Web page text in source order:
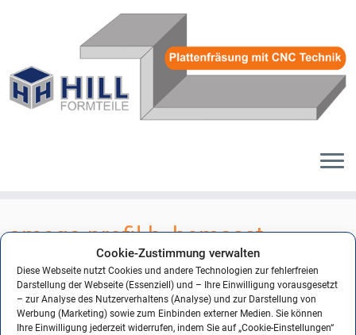
Cookie-Zustimmung verwalten
Diese Webseite nutzt Cookies und andere Technologien zur fehlerfreien
Darstellung der Webseite (Essenziell) und – Ihre Einwilligung vorausgesetzt
– zur Analyse des Nutzerverhaltens (Analyse) und zur Darstellung von
Werbung (Marketing) sowie zum Einbinden externer Medien. Sie können
Ihre Einwilligung jederzeit widerrufen, indem Sie auf „Cookie-Einstellungen“
springen
omega-profil-b_bemasst
← Vorheriges Nächstes →